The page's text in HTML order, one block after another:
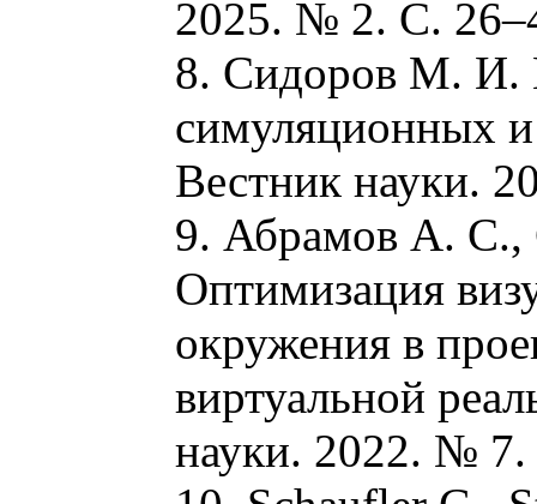
2025. № 2. С.
8. Сидоров М. И.
симуляционных
Вестник науки.
9. Абрамов А.
Оптимизация
окружения в
виртуальной
науки. 2022. №